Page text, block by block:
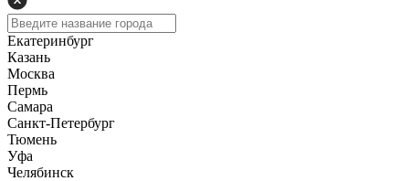
Екатеринбург
Казань
Москва
Пермь
Самара
Санкт-Петербург
Тюмень
Уфа
Челябинск